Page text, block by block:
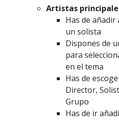
Artistas
Has de
un solista
Dispones de
para
en el tema
Has de
Director,
Grupo
Has de ir